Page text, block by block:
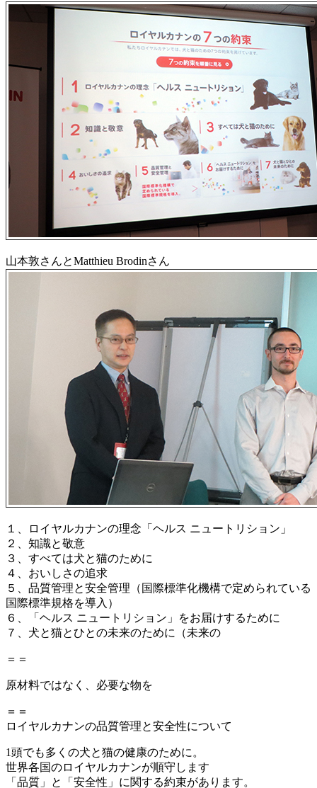
山本敦さんとMatthieu Brodinさん
１、ロイヤルカナンの理念「ヘルス ニュートリション」
２、知識と敬意
３、すべては犬と猫のために
４、おいしさの追求
５、品質管理と安全管理（国際標準化機構で定められている
国際標準規格を導入）
６、「ヘルス ニュートリション」をお届けするために
７、犬と猫とひとの未来のために（未来の
＝＝
原材料ではなく、必要な物を
＝＝
ロイヤルカナンの品質管理と安全性について
1頭でも多くの犬と猫の健康のために。
世界各国のロイヤルカナンが順守します
「品質」と「安全性」に関する約束があります。